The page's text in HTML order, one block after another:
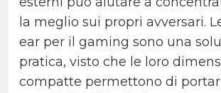
la meglio sui propri avversari.
ear per il gaming sono una
pratica, visto che le loro
compatte permettono di